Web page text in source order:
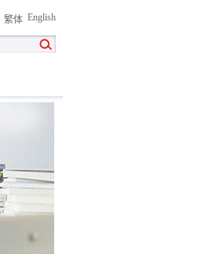
繁体 English